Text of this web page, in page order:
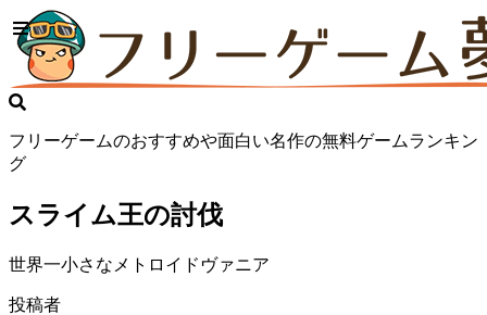
フリーゲームのおすすめや面白い名作の無料ゲームランキン
グ
スライム王の討伐
世界一小さなメトロイドヴァニア
投稿者